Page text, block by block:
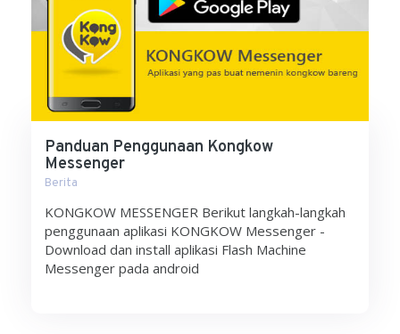
Panduan Penggunaan Kongkow
Messenger
Berita
KONGKOW MESSENGER Berikut langkah-langkah
penggunaan aplikasi KONGKOW Messenger -
Download dan install aplikasi Flash Machine
Messenger pada android